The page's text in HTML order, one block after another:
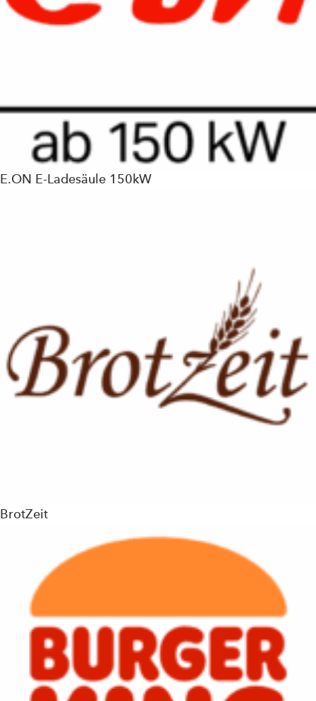
E.ON E-Ladesäule 150kW
BrotZeit